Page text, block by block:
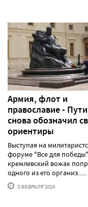
Армия, флот и
православие -
снова обозначил
ориентиры
Выступая на
форуме "Все для победы"
кремлевский вожак
одного из его организ......
3 ФЕВРАЛЯ'2024